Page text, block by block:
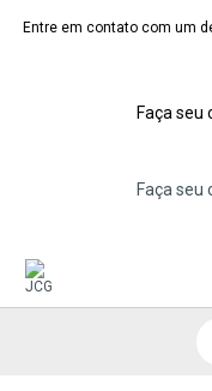
Entre em contato com um
Faça
Faça seu